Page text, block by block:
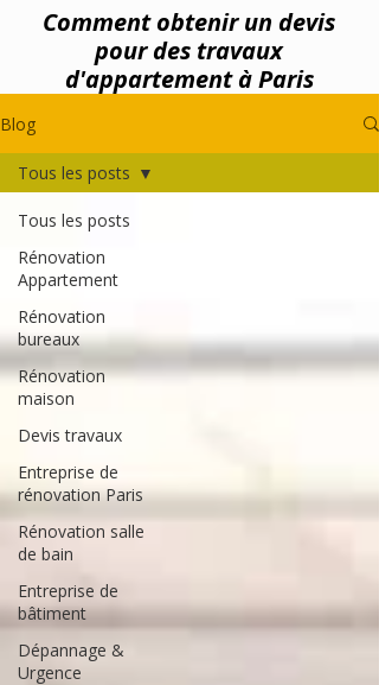
Comment obtenir un devis
pour des travaux
d'appartement à Paris
Blog
Tous les posts
Rénovation
Appartement
Rénovation
bureaux
Rénovation
maison
Devis travaux
Entreprise de
rénovation Paris
Rénovation salle
de bain
Entreprise de
bâtiment
Dépannage &
Urgence
Tous les posts